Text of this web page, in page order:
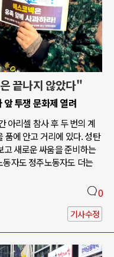
끝나지 않았다"
투쟁 문화제 열려
아리셀 참사 후 두 번의 계
품에 안고 거리에 있다. 성탄
고 새로운 싸움을 준비하는
자도 정주노동자도 더는
0
기사수정